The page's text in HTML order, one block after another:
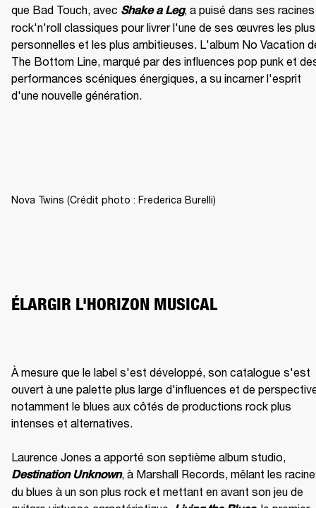
que Bad Touch, avec Shake a Leg, a puisé dans ses racines
rock'n'roll classiques pour livrer l'une de ses œuvres les plus
personnelles et les plus ambitieuses. L'album No Vacation
The Bottom Line, marqué par des influences pop punk et
performances scéniques énergiques, a su incarner l'esprit
d'une nouvelle génération.
Nova Twins (Crédit photo : Frederica Burelli)
ÉLARGIR L'HORIZON MUSICAL
À mesure que le label s'est développé, son catalogue s'est
ouvert à une palette plus large d'influences et de
notamment le blues aux côtés de productions rock plus
intenses et alternatives.
Destination Unknown, à Marshall Records, mêlant les
du blues à un son plus rock et mettant en avant son jeu de